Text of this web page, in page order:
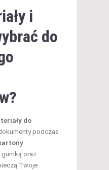
i
do
do
podczas
kartony
gumką oraz
Twoje